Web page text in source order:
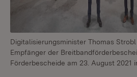
Digitalisierungsminister Thomas
Empfänger der
Förderbescheide am 23. August 2021